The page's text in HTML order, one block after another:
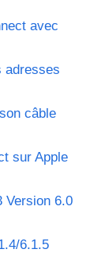
avec
adresses
câble
sur Apple
Version 6.0
6.1.5